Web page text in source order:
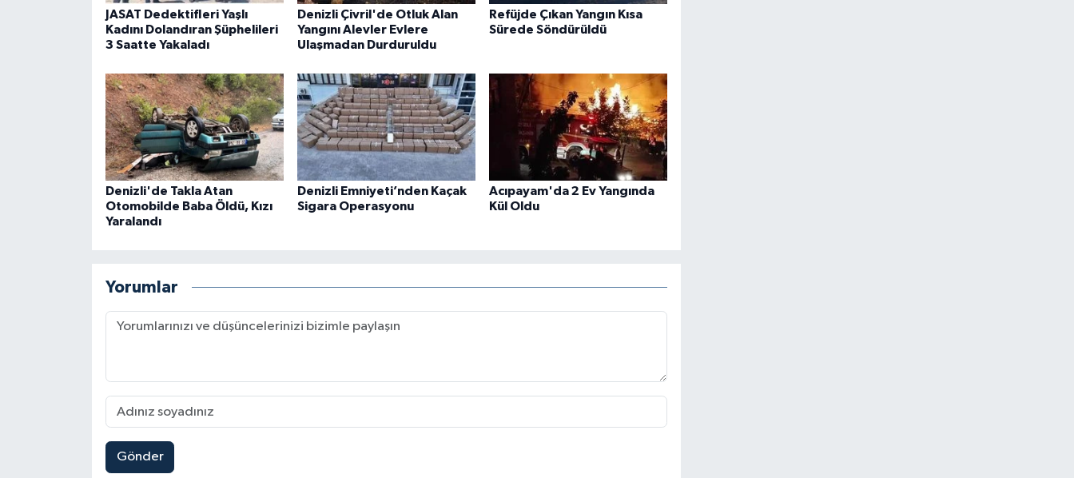
JASAT Dedektifleri Yaşlı
Kadını Dolandıran Şüphelileri
3 Saatte Yakaladı
Denizli Çivril'de Otluk Alan
Yangını Alevler Evlere
Ulaşmadan Durduruldu
Refüjde Çıkan Yangın Kısa
Sürede Söndürüldü
Denizli'de Takla Atan
Otomobilde Baba Öldü, Kızı
Yaralandı
Denizli Emniyeti’nden Kaçak
Sigara Operasyonu
Acıpayam'da 2 Ev Yangında
Kül Oldu
Yorumlar
Gönder